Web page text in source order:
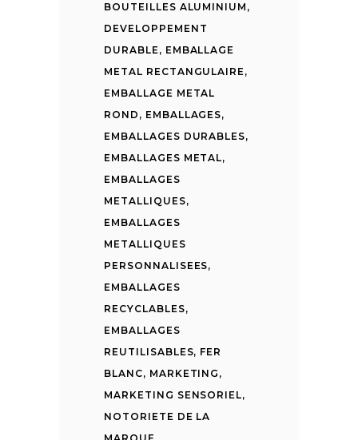
BOUTEILLES ALUMINIUM ,
DEVELOPPEMENT
DURABLE, EMBALLAGE
METAL RECTANGULAIRE,
EMBALLAGE METAL
ROND , EMBALLAGES,
EMBALLAGES DURABLES,
EMBALLAGES METAL,
EMBALLAGES
METALLIQUES,
EMBALLAGES
METALLIQUES
PERSONNALISEES,
EMBALLAGES
RECYCLABLES,
EMBALLAGES
REUTILISABLES, FER
BLANC, MARKETING ,
MARKETING SENSORIEL,
NOTORIETE DE LA